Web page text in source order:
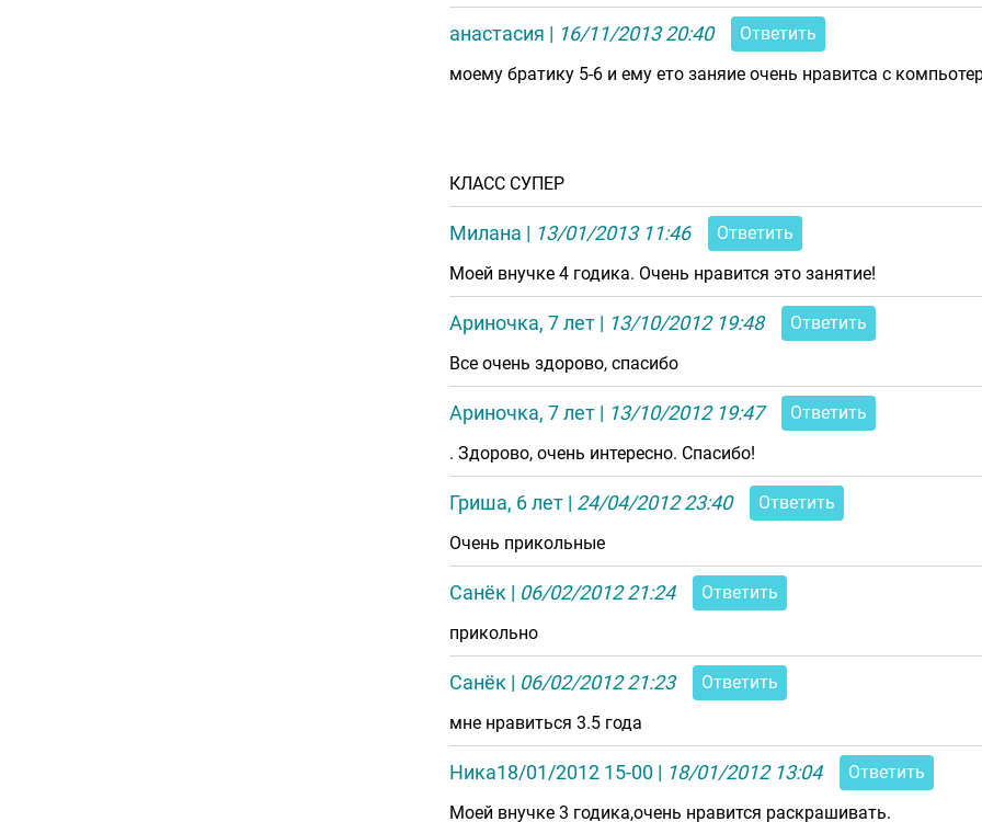
анастасия | 16/11/2013 20:40
Ответить
моему братику 5-6 и ему ето заняие очень нравитса с
КЛАСС СУПЕР
Милана | 13/01/2013 11:46
Ответить
Моей внучке 4 годика. Очень нравится это занятие!
Ариночка, 7 лет | 13/10/2012 19:48
Ответить
Все очень здорово, спасибо
Ариночка, 7 лет | 13/10/2012 19:47
Ответить
. Здорово, очень интересно. Спасибо!
Гриша, 6 лет | 24/04/2012 23:40
Ответить
Очень прикольные
Санёк | 06/02/2012 21:24
Ответить
прикольно
Санёк | 06/02/2012 21:23
Ответить
мне нравиться 3.5 года
Ника18/01/2012 15-00 | 18/01/2012 13:04
Ответить
Моей внучке 3 годика,очень нравится раскрашивать.